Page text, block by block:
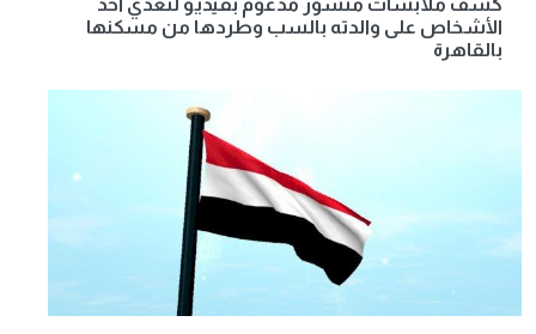
كشف ملابسات منشور مدعوم بفيديو لتعدي أحد
الأشخاص على والدته بالسب وطردها من مسكنها
بالقاهرة